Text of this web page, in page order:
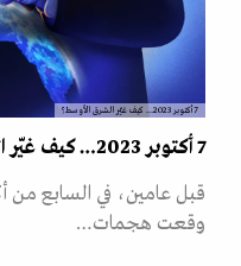
7 أكتوبر 2023… كيف غيّر الشرق الأوسط؟
7 أكتوبر 2023… كيف غيّر الشرق الأوسط؟
وقعت هجمات…